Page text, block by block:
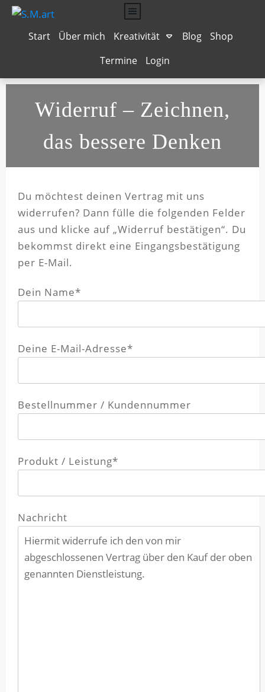
Start Über mich Kreativität Blog
Shop
Termine
Login
Widerruf – Zeichnen,
das bessere Denken
Du möchtest deinen Vertrag mit uns
widerrufen? Dann fülle die folgenden Felder
aus und klicke auf „Widerruf bestätigen“. Du
bekommst direkt eine Eingangsbestätigung
per E-Mail.
Dein Name*
Deine E-Mail-Adresse*
Bestellnummer / Kundennummer
Produkt / Leistung*
Nachricht